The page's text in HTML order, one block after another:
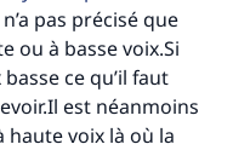
pas précisé que
ou à basse voix.Si
ce qu’il faut
est néanmoins
haute voix là où la